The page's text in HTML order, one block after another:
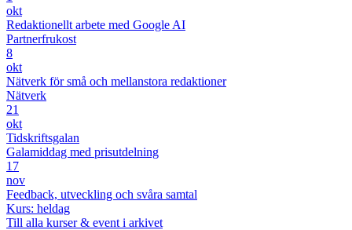
okt
Redaktionellt arbete med Google AI
Partnerfrukost
8
okt
Nätverk för små och mellanstora redaktioner
Nätverk
21
okt
Tidskriftsgalan
Galamiddag med prisutdelning
17
nov
Feedback, utveckling och svåra samtal
Kurs: heldag
Till alla kurser & event i arkivet